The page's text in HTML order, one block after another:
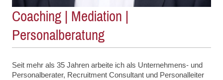
Coaching | Mediation |
Personalberatung
Seit mehr als 35 Jahren arbeite ich als Unternehmens- und
Personalberater, Recruitment Consultant und Personalleiter